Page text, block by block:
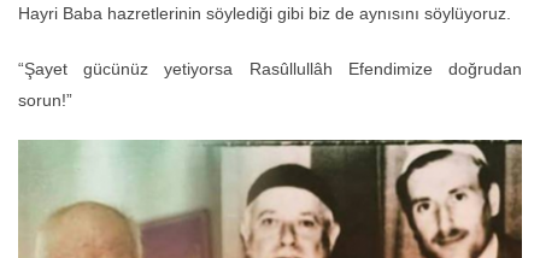
Hayri Baba hazretlerinin söylediği gibi biz de aynısını söylüyoruz.
“Şayet gücünüz yetiyorsa Rasûllullâh Efendimize doğrudan
sorun!”